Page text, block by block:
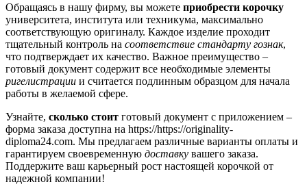
Обращаясь в нашу фирму, вы можете приобрести корочку
университета, института или техникума, максимально
соответствующую оригиналу. Каждое изделие проходит
тщательный контроль на соответствие стандарту гознак,
что подтверждает их качество. Важное преимущество –
готовый документ содержит все необходимые элементы
ригелистрации и считается подлинным образцом для начала
работы в желаемой сфере.
Узнайте, сколько стоит готовый документ с приложением –
форма заказа доступна на https://https://originality-
diploma24.com. Мы предлагаем различные варианты оплаты и
гарантируем своевременную доставку вашего заказа.
Поддержите ваш карьерный рост настоящей корочкой от
надежной компании!